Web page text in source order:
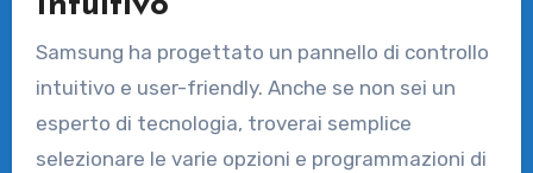
Samsung ha progettato un pannello di controllo
intuitivo e user-friendly. Anche se non sei un
esperto di tecnologia, troverai semplice
selezionare le varie opzioni e programmazioni di